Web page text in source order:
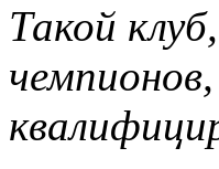
Такой